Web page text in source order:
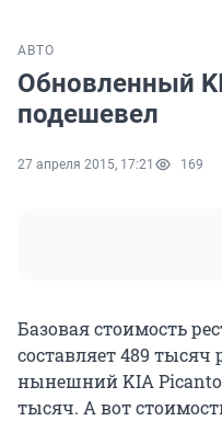
АВТО
Обновленный
подешевел
27 апреля 2015, 17:21 169
Базовая стоимость
составляет 489 тысяч
нынешний KIA
тысяч. А вот